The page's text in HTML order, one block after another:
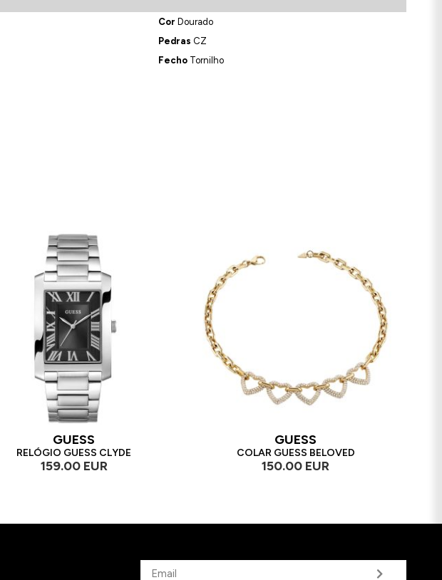
Cor Dourado
Pedras CZ
FechoTornilho
GUESS
RELÓGIO GUESS CLYDE
159.00 EUR
GUESS
COLAR GUESS BELOVED
150.00 EUR